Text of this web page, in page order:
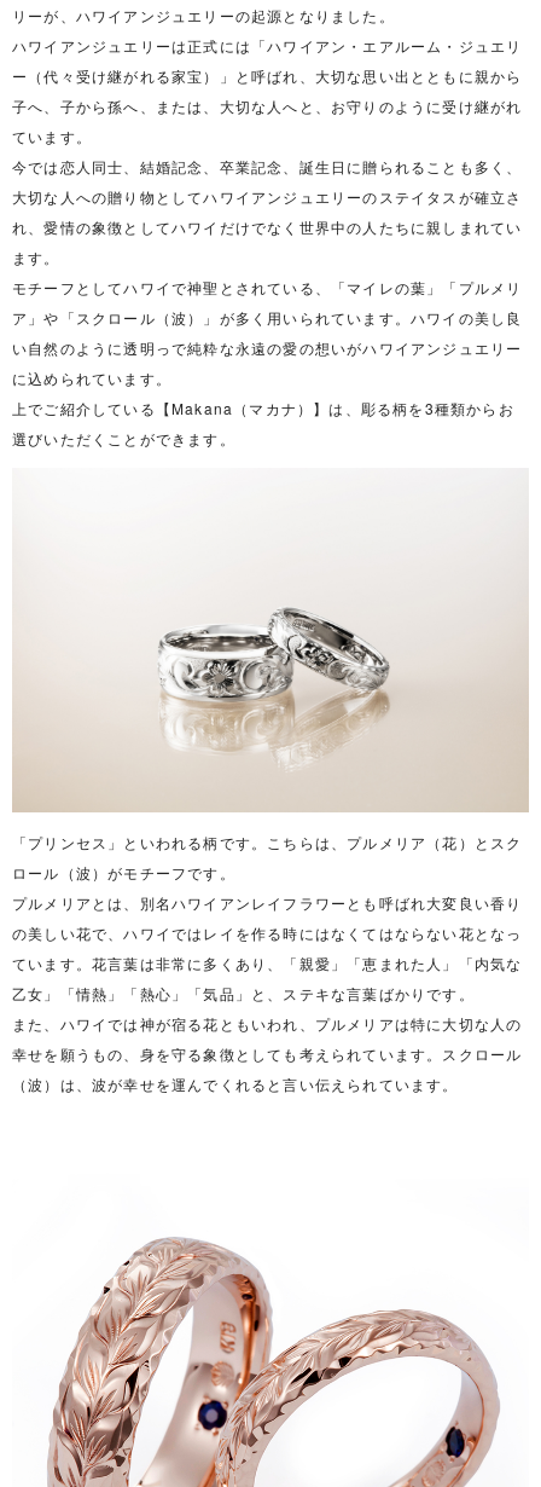
リーが、ハワイアンジュエリーの起源となりました。
ハワイアンジュエリーは正式には「ハワイアン・エアルーム・ジュエリ
ー（代々受け継がれる家宝）」と呼ばれ、大切な思い出とともに親から
子へ、子から孫へ、または、大切な人へと、お守りのように受け継がれ
ています。
今では恋人同士、結婚記念、卒業記念、誕生日に贈られることも多く、
大切な人への贈り物としてハワイアンジュエリーのステイタスが確立さ
れ、愛情の象徴としてハワイだけでなく世界中の人たちに親しまれてい
ます。
モチーフとしてハワイで神聖とされている、「マイレの葉」「プルメリ
ア」や「スクロール（波）」が多く用いられています。ハワイの美し良
い自然のように透明っで純粋な永遠の愛の想いがハワイアンジュエリー
に込められています。
上でご紹介している【Makana（マカナ）】は、彫る柄を3種類からお
選びいただくことができます。
「プリンセス」といわれる柄です。こちらは、プルメリア（花）とスク
ロール（波）がモチーフです。
プルメリアとは、別名ハワイアンレイフラワーとも呼ばれ大変良い香り
の美しい花で、ハワイではレイを作る時にはなくてはならない花となっ
ています。花言葉は非常に多くあり、「親愛」「恵まれた人」「内気な
乙女」「情熱」「熱心」「気品」と、ステキな言葉ばかりです。
また、ハワイでは神が宿る花ともいわれ、プルメリアは特に大切な人の
幸せを願うもの、身を守る象徴としても考えられています。スクロール
（波）は、波が幸せを運んでくれると言い伝えられています。